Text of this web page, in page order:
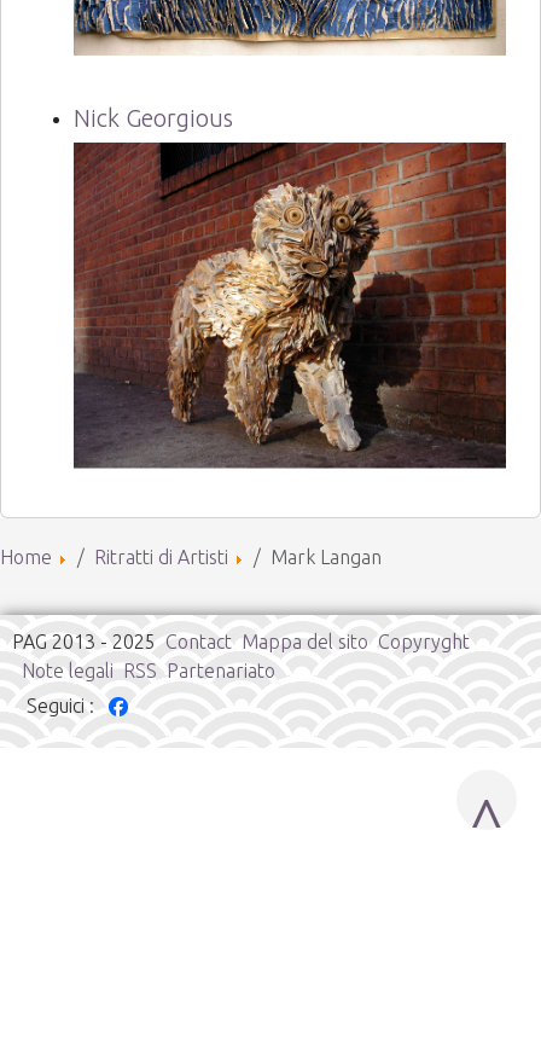
Nick Georgious
Home Ritratti di Artisti Mark Langan
PAG 2013 - 2025 Contact Mappa del sito Copyryght
Note legali RSS
Partenariato
Seguici :
^